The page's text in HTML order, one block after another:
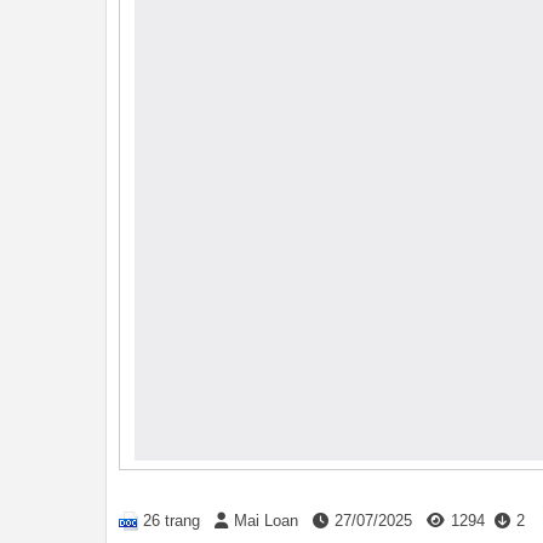
26 trang Mai Loan 27/07/2025 1294 2